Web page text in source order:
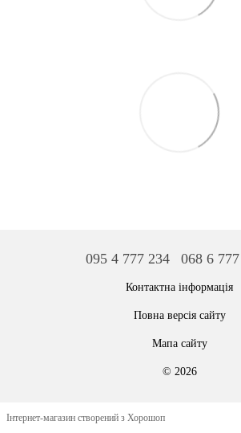
095 4 777 234 068 6
Контактна інформація
Повна версія сайту
Мапа сайту
© 2026
Інтернет-магазин створений з Хорошоп